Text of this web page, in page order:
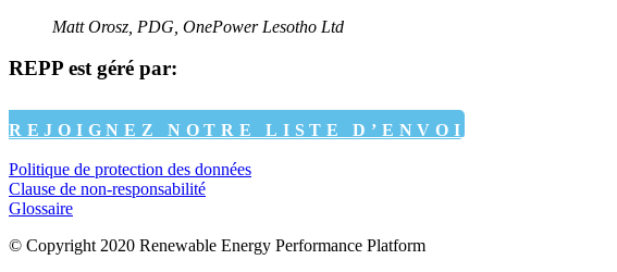
Matt Orosz, PDG, OnePower Lesotho Ltd
REPP est géré par:
REJOIGNEZ NOTRE LISTE D’ENVOI
Politique de protection des données
Clause de non-responsabilité
Glossaire
© Copyright 2020 Renewable Energy Performance Platform